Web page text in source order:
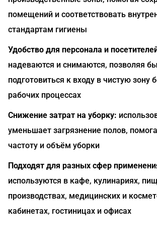
помещений и соответствовать
стандартам гигиены
Удобство для персонала и
надеваются и снимаются, позволяя
подготовиться к входу в чистую зону
рабочих процессах
Снижение затрат на уборку:
уменьшает загрязнение полов,
частоту и объём уборки
Подходят для разных сфер
используются в кафе, кулинариях,
производствах, медицинских и
кабинетах, гостиницах и офисах